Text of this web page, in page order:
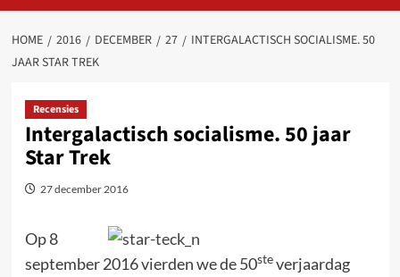
HOME 2016 DECEMBER 27
INTERGALACTISCH SOCIALISME. 50
JAAR STAR TREK
Recensies
Intergalactisch socialisme. 50 jaar
Star Trek
27 december 2016
Op 8
september 2016 vierden we de 50steverjaardag